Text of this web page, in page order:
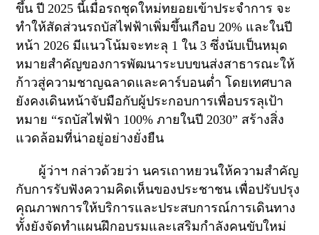
ขึ้น ปี 2025 นี้เมื่อรถชุดใหม่ทยอยเข้าประจำการ จะ
ทำให้สัดส่วนรถบัสไฟฟ้าเพิ่มขึ้นเกือบ20% และในปี
หน้า 2026 มีแนวโน้มจะทะลุ 1ใน3ซึ่งนับเป็นหมุด
หมายสำคัญของการพัฒนาระบบขนส่งสาธารณะให้
ก้าวสู่ความชาญฉลาดและคาร์บอนต่ำ โดยเทศบาล
ยังคงเดินหน้าจับมือกับผู้ประกอบการเพื่อบรรลุเป้า
หมาย “รถบัสไฟฟ้า 100%ภายในปี2030” สร้างสิ่ง
แวดล้อมที่น่าอยู่อย่างยั่งยืน
ผู้ว่าฯ กล่าวด้วยว่า นครเถาหยวนให้ความสำคัญ
กับการรับฟังความคิดเห็นของประชาชน เพื่อปรับปรุง
คุณภาพการให้บริการและประสบการณ์การเดินทาง
ทั้งยังจัดทำแผนฝึกอบรมและเสริมกำลังคนขับใหม่